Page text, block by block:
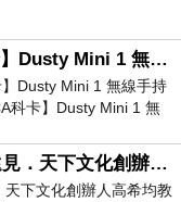
進口類亞麻毯已
現范登伯格 貝
的不錯想想哪
行李箱/旅遊用
開箱｜【KOCA科卡】Dusty Mini 1 無線手持吸塵器
Dusty Mini 1 無線手持
科卡】Dusty Mini 1 無
能吹兼具兩
我最敬愛的老闆、遠見．天下文化創辦人高希均教授
下文化創辦人高希均教